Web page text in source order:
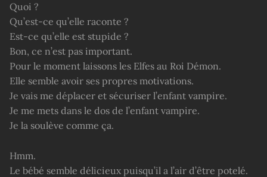
Quoi ?
Qu’est-ce qu’elle raconte ?
Est-ce qu’elle est stupide ?
Bon, ce n’est pas important.
Pour le moment laissons les Elfes au Roi Démon.
Elle semble avoir ses propres motivations.
Je vais me déplacer et sécuriser l’enfant vampire.
Je me mets dans le dos de l’enfant vampire.
Je la soulève comme ça.
Hmm.
Le bébé semble délicieux puisqu’il a l’air d’être potelé.